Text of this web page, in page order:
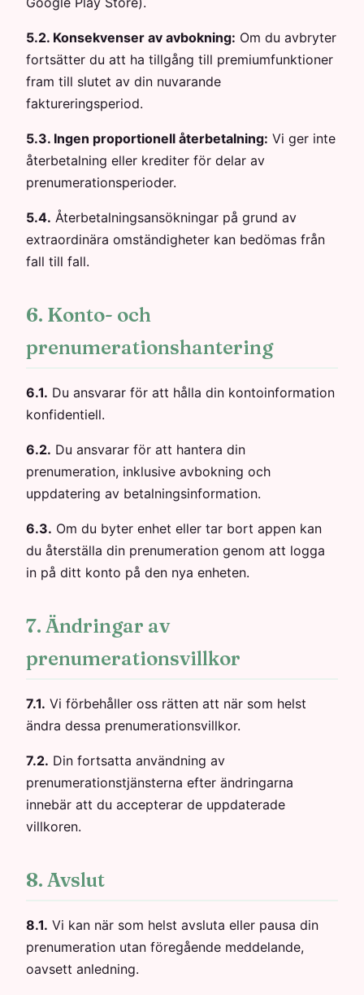
5.2. Konsekvenser av avbokning: Om du avbryter
fortsätter du att ha tillgång till premiumfunktioner
fram till slutet av din nuvarande
faktureringsperiod.
5.3. Ingen proportionell återbetalning: Vi ger inte
återbetalning eller krediter för delar av
prenumerationsperioder.
5.4. Återbetalningsansökningar på grund av
extraordinära omständigheter kan bedömas från
fall till fall.
6. Konto- och
prenumerationshantering
6.1. Du ansvarar för att hålla din kontoinformation
konfidentiell.
6.2. Du ansvarar för att hantera din
prenumeration, inklusive avbokning och
uppdatering av betalningsinformation.
6.3. Om du byter enhet eller tar bort appen kan
du återställa din prenumeration genom att logga
in på ditt konto på den nya enheten.
7. Ändringar av
prenumerationsvillkor
7.1. Vi förbehåller oss rätten att när som helst
ändra dessa prenumerationsvillkor.
7.2. Din fortsatta användning av
prenumerationstjänsterna efter ändringarna
innebär att du accepterar de uppdaterade
villkoren.
8. Avslut
8.1. Vi kan när som helst avsluta eller pausa din
prenumeration utan föregående meddelande,
oavsett anledning.